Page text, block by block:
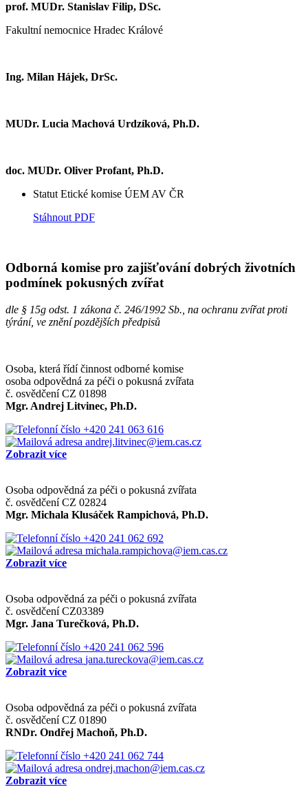
prof. MUDr. Stanislav Filip, DSc.
Fakultní nemocnice Hradec Králové
Ing. Milan Hájek, DrSc.
MUDr. Lucia Machová Urdzíková, Ph.D.
doc. MUDr. Oliver Profant, Ph.D.
Statut Etické komise ÚEM AV ČR
Stáhnout PDF
Odborná komise pro zajišťování dobrých životních
podmínek pokusných zvířat
dle § 15g odst. 1 zákona č. 246/1992 Sb., na ochranu zvířat proti
týrání, ve znění pozdějších předpisů
Osoba, která řídí činnost odborné komise
osoba odpovědná za péči o pokusná zvířata
č. osvědčení CZ 01898
Mgr. Andrej Litvinec, Ph.D.
+420 241 063 616
andrej.litvinec@iem.cas.cz
Zobrazit více
Osoba odpovědná za péči o pokusná zvířata
č. osvědčení CZ 02824
Mgr. Michala Klusáček Rampichová, Ph.D.
+420 241 062 692
michala.rampichova@iem.cas.cz
Zobrazit více
Osoba odpovědná za péči o pokusná zvířata
č. osvědčení CZ03389
Mgr. Jana Turečková, Ph.D.
+420 241 062 596
jana.tureckova@iem.cas.cz
Zobrazit více
Osoba odpovědná za péči o pokusná zvířata
č. osvědčení CZ 01890
RNDr. Ondřej Machoň, Ph.D.
+420 241 062 744
ondrej.machon@iem.cas.cz
Zobrazit více